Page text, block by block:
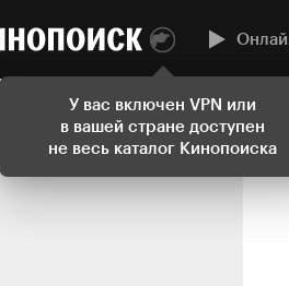
У вас включен VPN или
в вашей стране доступен
не весь каталог Кинопоиска